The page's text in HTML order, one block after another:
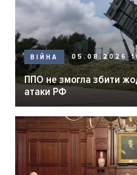
ВІЙНА 05.08.2026
ППО не змогла збити
атаки РФ